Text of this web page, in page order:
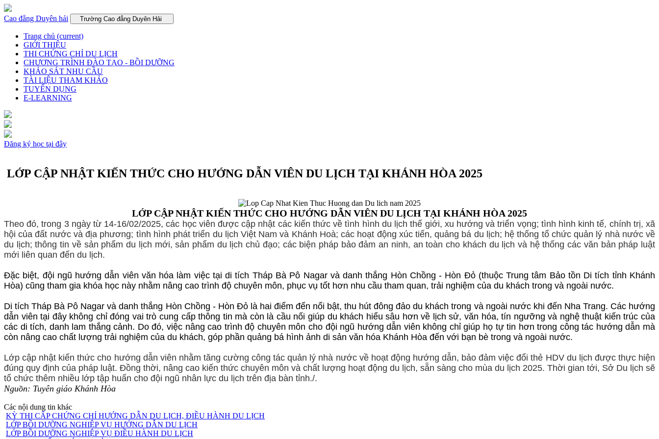
Cao đẳng Duyên hải Trường Cao đẳng Duyên Hải
Trang chủ (current)
GIỚI THIỆU
THI CHỨNG CHỈ DU LỊCH
CHƯƠNG TRÌNH ĐÀO TẠO - BỒI DƯỠNG
KHẢO SÁT NHU CẦU
TÀI LIỆU THAM KHẢO
TUYỂN DỤNG
E-LEARNING
Đăng ký học tại đây
LỚP CẬP NHẬT KIẾN THỨC CHO HƯỚNG DẪN VIÊN DU LỊCH TẠI KHÁNH HÒA 2025
LỚP CẬP NHẬT KIẾN THỨC CHO HƯỚNG DẪN VIÊN DU LỊCH TẠI KHÁNH HÒA 2025
Theo đó, trong 3 ngày từ 14-16/02/2025, các học viên được cập nhật các kiến thức về tình hình du lịch thế giới, xu hướng và triển vọng; tình hình kinh tế, chính trị, xã
hội của đất nước và địa phương; tình hình phát triển du lịch Việt Nam và Khánh Hoà; các hoạt động xúc tiến, quảng bá du lịch; hệ thống tổ chức quản lý nhà nước về
du lịch; thông tin về sản phẩm du lịch mới, sản phẩm du lịch chủ đạo; các biện pháp bảo đảm an ninh, an toàn cho khách du lịch và hệ thống các văn bản pháp luật
mới liên quan đến du lịch.
Đặc biệt, đội ngũ hướng dẫn viên văn hóa làm việc tại di tích Tháp Bà Pô Nagar và danh thắng Hòn Chồng - Hòn Đỏ (thuộc Trung tâm Bảo tồn Di tích tỉnh Khánh
Hòa) cũng tham gia khóa học này nhằm nâng cao trình độ chuyên môn, phục vụ tốt hơn nhu cầu tham quan, trải nghiệm của du khách trong và ngoài nước.
Di tích Tháp Bà Pô Nagar và danh thắng Hòn Chồng - Hòn Đỏ là hai điểm đến nổi bật, thu hút đông đảo du khách trong và ngoài nước khi đến Nha Trang. Các hướng
dẫn viên tại đây không chỉ đóng vai trò cung cấp thông tin mà còn là cầu nối giúp du khách hiểu sâu hơn về lịch sử, văn hóa, tín ngưỡng và nghệ thuật kiến trúc của
các di tích, danh lam thắng cảnh. Do đó, việc nâng cao trình độ chuyên môn cho đội ngũ hướng dẫn viên không chỉ giúp họ tự tin hơn trong công tác hướng dẫn mà
còn nâng cao chất lượng trải nghiệm của du khách, góp phần quảng bá hình ảnh di sản văn hóa Khánh Hòa đến với bạn bè trong và ngoài nước.
Lớp cập nhật kiến thức cho hướng dẫn viên nhằm tăng cường công tác quản lý nhà nước về hoạt động hướng dẫn, bảo đảm việc đổi thẻ HDV du lịch được thực hiện
đúng quy định của pháp luật. Đồng thời, nâng cao kiến thức chuyên môn và chất lượng hoạt động du lịch, sẵn sàng cho mùa du lịch 2025. Thời gian tới, Sở Du lịch sẽ
tổ chức thêm nhiều lớp tập huấn cho đội ngũ nhân lực du lịch trên địa bàn tỉnh./.
Nguồn: Tuyên giáo Khánh Hòa
Các nội dung tin khác
KỲ THI CẤP CHỨNG CHỈ HƯỚNG DẪN DU LỊCH, ĐIỀU HÀNH DU LỊCH
LỚP BỒI DƯỠNG NGHIỆP VỤ HƯỚNG DẪN DU LỊCH
LỚP BỒI DƯỠNG NGHIỆP VỤ ĐIỀU HÀNH DU LỊCH